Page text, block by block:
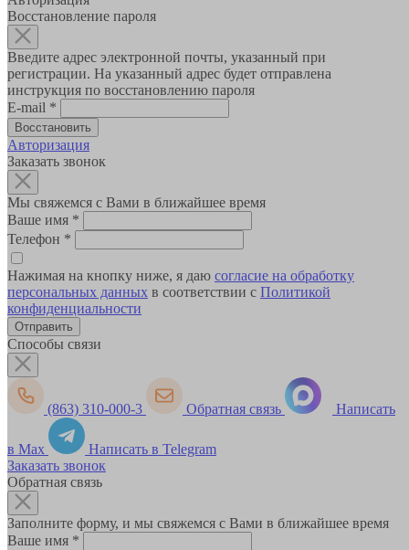
Восстановление пароля
Введите адрес электронной почты, указанный при
регистрации. На указанный адрес будет отправлена
инструкция по восстановлению пароля
E-mail *
Авторизация
Заказать звонок
Мы свяжемся с Вами в ближайшее время
Ваше имя *
Телефон *
Нажимая на кнопку ниже, я даю согласие на обработку
персональных данных в соответствии с Политикой
конфиденциальности
Способы связи
(863) 310-000-3 Обратная связь Написать
в Max
Написать в Telegram
Заказать звонок
Обратная связь
Заполните форму, и мы свяжемся с Вами в ближайшее время
Ваше имя *